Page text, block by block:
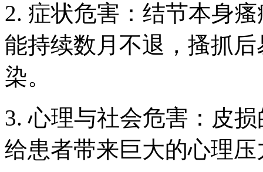
2. 症状危害：结节本身
能持续数月不退，搔抓
染。
3. 心理与社会危害：皮
给患者带来巨大的心理